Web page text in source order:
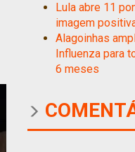
Lula abre 11
imagem
Alagoinhas
Influenza para
6 meses